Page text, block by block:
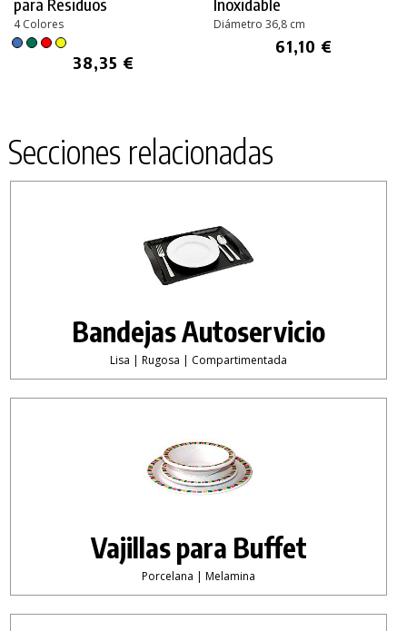
4 Colores
38,35 €
Diámetro 36,8 cm
61,10 €
Secciones relacionadas
Bandejas Autoservicio
Lisa | Rugosa | Compartimentada
Vajillas para Buffet
Porcelana | Melamina